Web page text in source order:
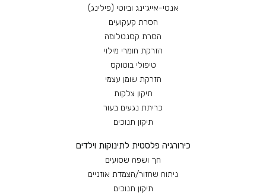
אנטי-אייג׳ינג וביוטי (פילינג)
הסרת קעקועים
הסרת קסנטלומה
הזרקת חומרי מילוי
טיפולי בוטוקס
הזרקת שומן עצמי
תיקון צלקות
כריתת נגעים בעור
תיקון תנוכים
כירורגיה פלסטית לתינוקות וילדים
חך ושפה שסועים
ניתוח שחזור/הצמדת אוזניים
תיקון תנוכים